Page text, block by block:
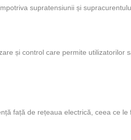
supratensiunii și
și control care permite utilizatorilor
față de rețeaua electrică, ceea ce